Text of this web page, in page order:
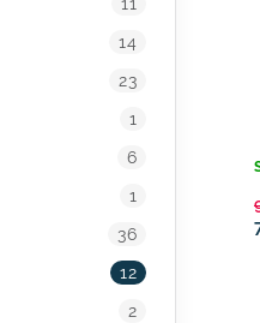
14
23
1
6
1
36
12
2